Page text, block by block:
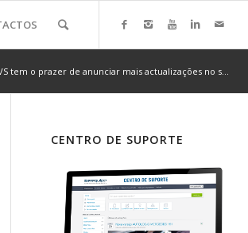
tem o prazer de anunciar mais actualizações no s...
CENTRO DE SUPORTE